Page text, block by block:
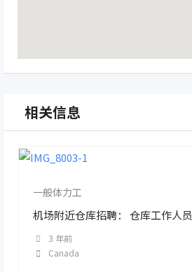
相关信息
一般体力工
机场附近仓库招聘： 仓库工作人员
3 年前
Canada